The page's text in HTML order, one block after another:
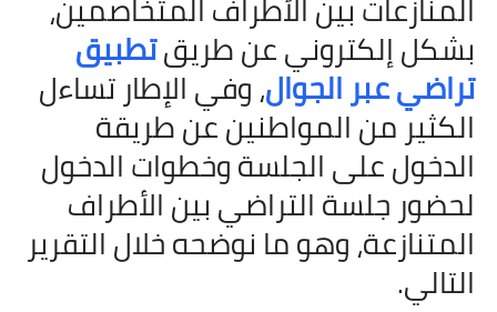
بشكل إلكتروني عن طريقتطبيق
تراضي عبر الجوال، وفي الإطار تساءل
الكثير من المواطنين عن طريقة
الدخول على الجلسة وخطوات الدخول
لحضور جلسة التراضي بين الأطراف
المتنازعة، وهو ما نوضحه خلال التقرير
التالي.